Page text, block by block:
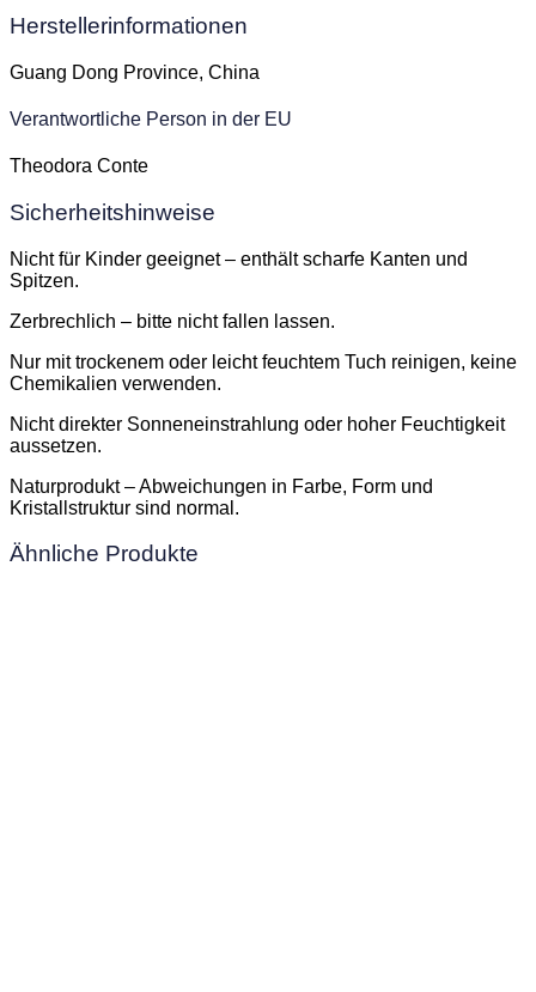
Herstellerinformationen
Guang Dong Province, China
Verantwortliche Person in der EU
Theodora Conte
Sicherheitshinweise
Nicht für Kinder geeignet – enthält scharfe Kanten und
Spitzen.
Zerbrechlich – bitte nicht fallen lassen.
Nur mit trockenem oder leicht feuchtem Tuch reinigen, keine
Chemikalien verwenden.
Nicht direkter Sonneneinstrahlung oder hoher Feuchtigkeit
aussetzen.
Naturprodukt – Abweichungen in Farbe, Form und
Kristallstruktur sind normal.
Ähnliche Produkte